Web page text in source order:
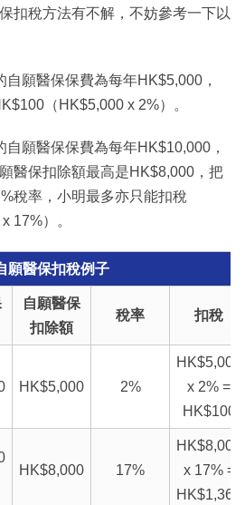
扣稅方法有不解，不妨參考一下以
自願醫保保費為每年HK$5,000，
（HK$5,000 x 2%）。
自願醫保保費為每年HK$10,000，
醫保扣除額最高是HK$8,000，把
稅率，小明最多亦只能扣稅
17%）。
願醫保扣稅例子
自願醫保
扣除額
稅率 扣稅
HK$5,000 2%
HK$5,000
x 2% =
HK$100
HK$8,000 17%
HK$8,000
x 17% =
HK$1,360